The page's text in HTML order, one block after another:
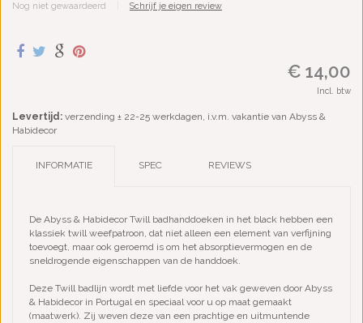
Nog niet gewaardeerd Schrijf je eigen review
€ 14,00
Incl. btw
Levertijd: verzending ± 22-25 werkdagen, i.v.m. vakantie van Abyss &
Habidecor
INFORMATIE SPEC REVIEWS
De Abyss & Habidecor Twill badhanddoeken in het black hebben een
klassiek twill weefpatroon, dat niet alleen een element van verfijning
toevoegt, maar ook geroemd is om het absorptievermogen en de
sneldrogende eigenschappen van de handdoek.
Deze Twill badlijn wordt met liefde voor het vak geweven door Abyss
& Habidecor in Portugal en speciaal voor u op maat gemaakt
(maatwerk). Zij weven deze van een prachtige en uitmuntende